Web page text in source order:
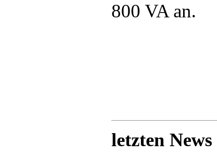
800 VA an.
letzten News